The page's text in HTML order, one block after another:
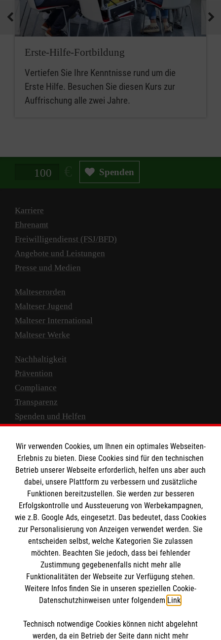
Erste-Hilfe-Fortbildung
Vertiefen Sie Ihre Kenntnisse rund um die
Erste Hilfe. Besuchen Sie diesen Kurs zur
Auffrischung alle zwei Jahre.
Spendenbetrag in Euro Spenden
Karriere
Ehrenamt
Freiwilligendienst (FSJ/BFD)
Angebote und Leistungen
Presse und Medien
Malteserorden
Malteser Jugend
Malteser International
Malteser Werke
Nachhaltigkeit
Prävention
Compliance
Transparenz
Spenden und Helfen
Empfänger: Malteser Hilfsdienst e.V.
IBAN: DE10 3706 0120 1201 2000 12
BIC: GENODED 1PA7
Newsletter abonnieren
Cookies verwalten|AGB|Impressum|Datenschutz
Wir verwenden Cookies, um Ihnen ein optimales Webseiten-
Erlebnis zu bieten. Diese Cookies sind für den technischen
Betrieb unserer Webseite erforderlich, helfen uns aber auch
dabei, unsere Plattform zu verbessern und zusätzliche
Funktionen bereitzustellen. Sie werden zur besseren
Erfolgskontrolle und Aussteuerung von Werbekampagnen,
wie z.B. Google Ads, eingesetzt. Das bedeutet, dass Cookies
zur Personalisierung von Anzeigen verwendet werden. Sie
entscheiden selbst, welche Kategorien Sie zulassen
möchten. Beachten Sie jedoch, dass bei fehlender
Zustimmung gegebenenfalls nicht mehr alle
Funktionalitäten der Webseite zur Verfügung stehen.
Weitere Infos finden Sie in unseren speziellen Cookie-
Datenschutzhinweisen unter folgendem Link.
Technisch notwendige Cookies können nicht abgelehnt
werden, da ein Betrieb der Seite dann nicht mehr